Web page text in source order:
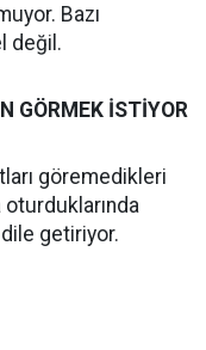
Bazı
değil.
GÖRMEK İSTİYOR
göremedikleri
dile getiriyor.